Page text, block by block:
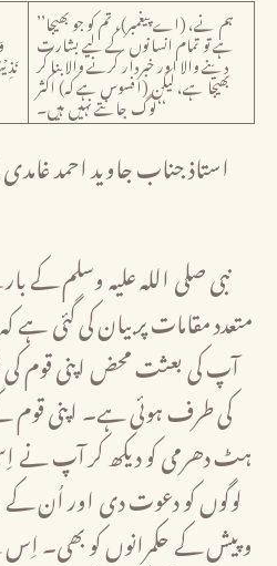
’’ہم نے، (اے پیغمبر)، تم کو جو بھیجا
ہے تو تمام انسانوں کے لیے بشارت
دینے والا اور خبردار کرنے والا بنا کر
بھیجا ہے، لیکن (افسوس ہے کہ) اکثر
لوگ جانتے نہیں ہیں۔‘‘
استاذ جناب جاوید احمد
متعدد مقامات پر بیان کی گئی
آپ کی بعثت محض اپنی قوم
کی طرف ہوئی ہے۔ اپنی قوم
ہٹ دھرمی کو دیکھ کر آپ نے
لوگوں کو دعوت دی اور اُن کے
و پیش کے حکمرانوں کو بھی۔ اِس